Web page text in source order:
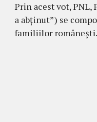
Prin acest vot, PNL,
a abținut”) se
familiilor românești.